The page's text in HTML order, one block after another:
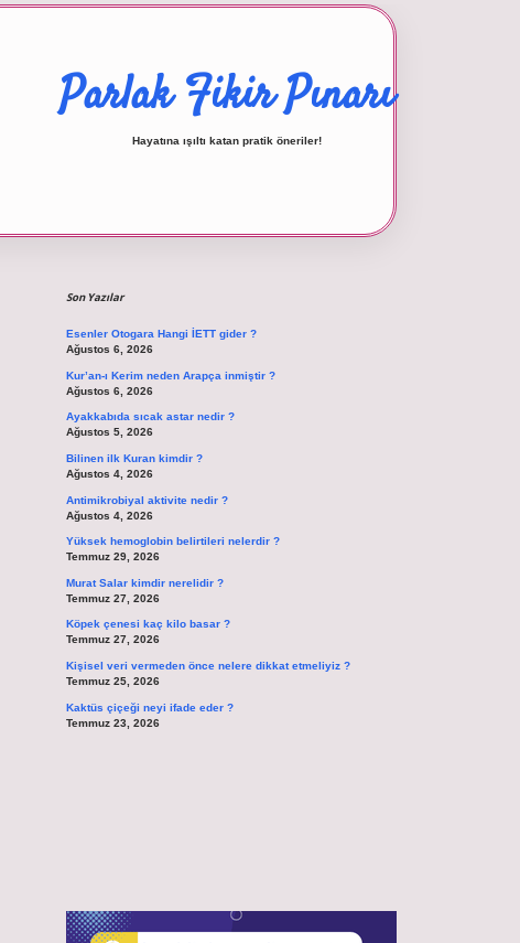
Parlak Fikir Pınarı
Hayatına ışıltı katan pratik öneriler!
Son Yazılar
Esenler Otogara Hangi İETT gider ?
Ağustos 6, 2026
Kur’an-ı Kerim neden Arapça inmiştir ?
Ağustos 6, 2026
Ayakkabıda sıcak astar nedir ?
Ağustos 5, 2026
Bilinen ilk Kuran kimdir ?
Ağustos 4, 2026
Antimikrobiyal aktivite nedir ?
Ağustos 4, 2026
Yüksek hemoglobin belirtileri nelerdir ?
Temmuz 29, 2026
Murat Salar kimdir nerelidir ?
Temmuz 27, 2026
Köpek çenesi kaç kilo basar ?
Temmuz 27, 2026
Kişisel veri vermeden önce nelere dikkat etmeliyiz ?
Temmuz 25, 2026
Kaktüs çiçeği neyi ifade eder ?
Temmuz 23, 2026